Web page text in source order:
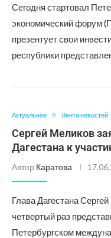
Сегодня стартовал
экономический форум
презентует свои
республики
Актуальное Лента новостей
Сергей Меликов
Дагестана к
Автор Каратова
Глава Дагестана
четвертый раз
Петербургском